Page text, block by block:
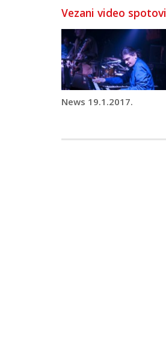
Vezani video spotovi
News 19.1.2017.